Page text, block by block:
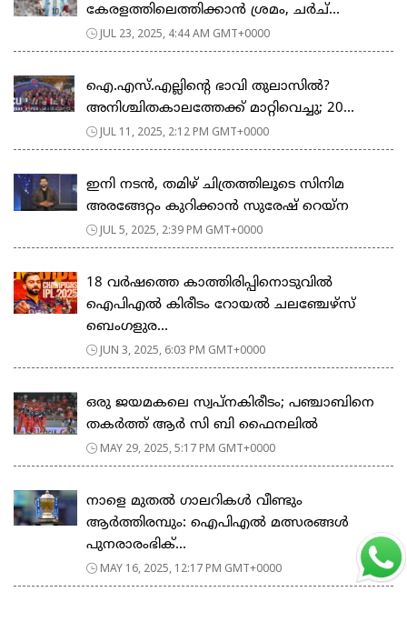
കേരളത്തിലെത്തിക്കാന്‍ ശ്രമം, ചര്‍ച്...
JUL 23, 2025, 4:44 AM GMT+0000
ഐ.എസ്.എല്ലിന്‍റെ ഭാവി തുലാസിൽ?
അനിശ്ചിതകാലത്തേക്ക് മാറ്റിവെച്ചു; 20...
JUL 11, 2025, 2:12 PM GMT+0000
ഇനി നടൻ, തമിഴ് ചിത്രത്തിലൂടെ സിനിമ
അരങ്ങേറ്റം കുറിക്കാൻ സുരേഷ് റെയ്‌ന
JUL 5, 2025, 2:39 PM GMT+0000
18 വർഷത്തെ കാത്തിരിപ്പിനൊടുവിൽ
ഐപിഎൽ കിരീടം റോയൽ ചലഞ്ചേഴ്സ്
ബെംഗളുര...
JUN 3, 2025, 6:03 PM GMT+0000
ഒരു ജയമകലെ സ്വപ്നകിരീടം; പഞ്ചാബിനെ
തകര്‍ത്ത് ആര്‍ സി ബി ഫൈനലില്‍
MAY 29, 2025, 5:17 PM GMT+0000
നാളെ മുതൽ ഗാലറികൾ വീണ്ടും
ആർത്തിരമ്പും: ഐപിഎൽ മത്സരങ്ങൾ
പുനരാരംഭിക്...
MAY 16, 2025, 12:17 PM GMT+0000